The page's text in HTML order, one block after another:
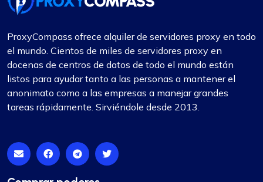
ProxyCompass ofrece alquiler de servidores proxy en todo
el mundo. Cientos de miles de servidores proxy en
docenas de centros de datos de todo el mundo están
listos para ayudar tanto a las personas a mantener el
anonimato como a las empresas a manejar grandes
tareas rápidamente. Sirviéndole desde 2013.